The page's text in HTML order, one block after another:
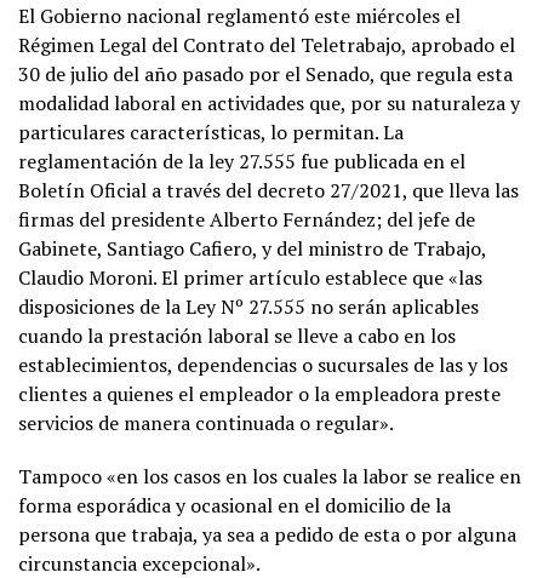
El Gobierno nacional reglamentó este miércoles el
Régimen Legal del Contrato del Teletrabajo, aprobado el
30 de julio del año pasado por el Senado, que regula esta
modalidad laboral en actividades que, por su naturaleza y
particulares características, lo permitan. La
reglamentación de la ley 27.555 fue publicada en el
Boletín Oficial a través del decreto 27/2021, que lleva las
firmas del presidente Alberto Fernández; del jefe de
Gabinete, Santiago Cafiero, y del ministro de Trabajo,
Claudio Moroni. El primer artículo establece que «las
disposiciones de la Ley Nº 27.555 no serán aplicables
cuando la prestación laboral se lleve a cabo en los
establecimientos, dependencias o sucursales de las y los
clientes a quienes el empleador o la empleadora preste
servicios de manera continuada o regular».
Tampoco «en los casos en los cuales la labor se realice en
forma esporádica y ocasional en el domicilio de la
persona que trabaja, ya sea a pedido de esta o por alguna
circunstancia excepcional».